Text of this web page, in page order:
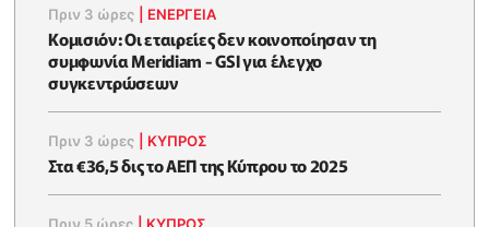
Πριν 3 ώρες ΕΝΈΡΓΕΙΑ
Κομισιόν: Οι εταιρείες δεν κοινοποίησαν τη
συμφωνία Meridiam - GSI για έλεγχο
συγκεντρώσεων
Πριν 3 ώρες ΚΥΠΡΟΣ
Στα €36,5 δις το ΑΕΠ της Κύπρου το 2025